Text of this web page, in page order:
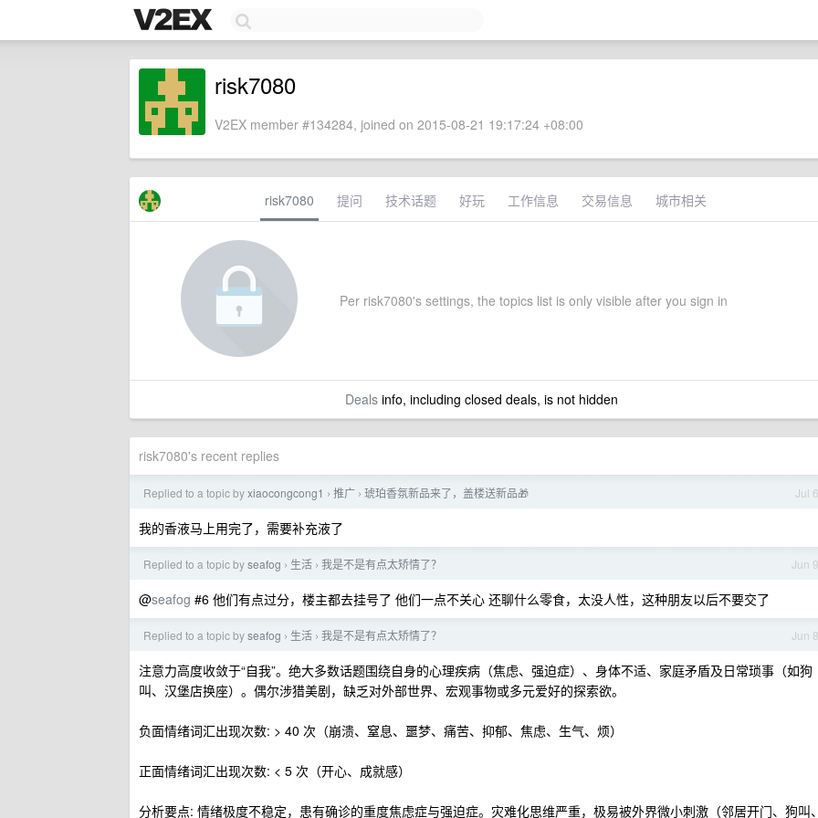
risk7080
V2EX member #134284, joined on 2015-08-21 19:17:24 +08:00
risk7080 提问 技术话题 好玩 工作信息 交易信息 城市相关
Per risk7080's settings, the topics list is only visible after you sign in
Dealsinfo, including closed deals, is not hidden
risk7080's recent replies
Jul 6
Replied to a topic byxiaocongcong1 › 推广 › 琥珀香氛新品来了，盖楼送新品🎁
我的香液马上用完了，需要补充液了
Jun 9
Replied to a topic byseafog › 生活 › 我是不是有点太矫情了？
@seafog #6 他们有点过分，楼主都去挂号了 他们一点不关心 还聊什么零食，太没人性，这种朋友以后不要交了
Jun 8
Replied to a topic byseafog › 生活 › 我是不是有点太矫情了？
注意力高度收敛于“自我”。绝大多数话题围绕自身的心理疾病（焦虑、强迫症）、身体不适、家庭矛盾及日常琐事（如狗
叫、汉堡店换座）。偶尔涉猎美剧，缺乏对外部世界、宏观事物或多元爱好的探索欲。
负面情绪词汇出现次数: > 40 次（崩溃、窒息、噩梦、痛苦、抑郁、焦虑、生气、烦）
正面情绪词汇出现次数: < 5 次（开心、成就感）
分析要点: 情绪极度不稳定，患有确诊的重度焦虑症与强迫症。灾难化思维严重，极易被外界微小刺激（邻居开门、狗叫、